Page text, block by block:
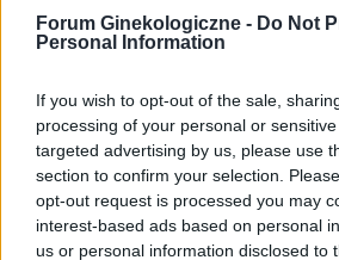
Forum Ginekologiczne - Do Not
Personal Information
If you wish to opt-out of the sale,
processing of your personal or
targeted advertising by us, please use
section to confirm your selection.
opt-out request is processed you may
interest-based ads based on personal
us or personal information disclosed to
Zmiana tabloetek z
antykoncepcyjne ORLIFLIQUE.
mam pęcherzyk/torbiel, która w
cm powiększyła się do 3 cm.
zasugerowała mi zmianę
tłumacząc, że są w nich
może zahamuje wzrost zmiany.
wyrazić opinię na ten temat?
Forum: